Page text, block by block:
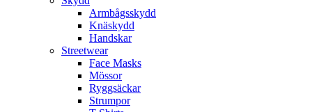
Armbågsskydd
Knäskydd
Handskar
Streetwear
Face Masks
Mössor
Ryggsäckar
Strumpor